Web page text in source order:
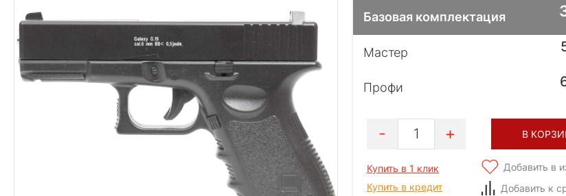
Базовая комплектация
Мастер
Профи
1 В
Купить в 1 клик
Купить в кредит
Добавить в
Добавить к